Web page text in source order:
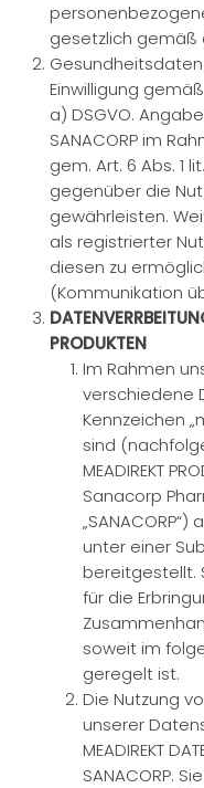
gesetzlich gemäß
Einwilligung gemäß
a) DSGVO.
SANACORP im
gem. Art. 6 Abs. 1
gegenüber die
gewährleisten.
als registrierter
diesen zu
(Kommunikation
PRODUKTEN
Im Rahmen
verschiedene
Kennzeichen
sind
MEADIREKT
Sanacorp
unter einer
bereitgestellt.
für die
soweit im
geregelt ist.
Die Nutzung
unserer
MEADIREKT
SANACORP.